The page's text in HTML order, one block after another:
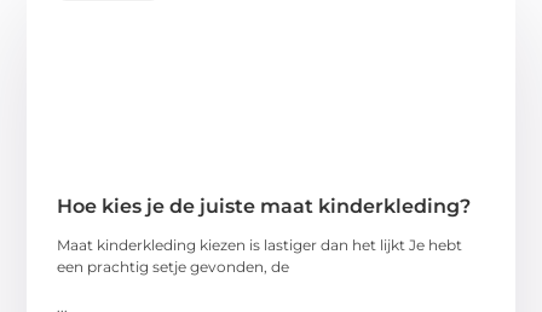
Hoe kies je de juiste maat kinderkleding?
Maat kinderkleding kiezen is lastiger dan het lijkt Je hebt
een prachtig setje gevonden, de